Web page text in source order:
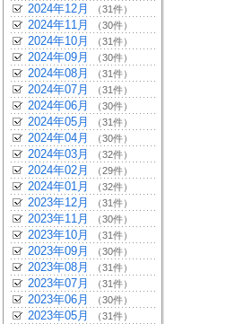
2024年12月 （31件）
2024年11月 （30件）
2024年10月 （31件）
2024年09月 （30件）
2024年08月 （31件）
2024年07月 （31件）
2024年06月 （30件）
2024年05月 （31件）
2024年04月 （30件）
2024年03月 （32件）
2024年02月 （29件）
2024年01月 （32件）
2023年12月 （31件）
2023年11月 （30件）
2023年10月 （31件）
2023年09月 （30件）
2023年08月 （31件）
2023年07月 （31件）
2023年06月 （30件）
2023年05月 （31件）